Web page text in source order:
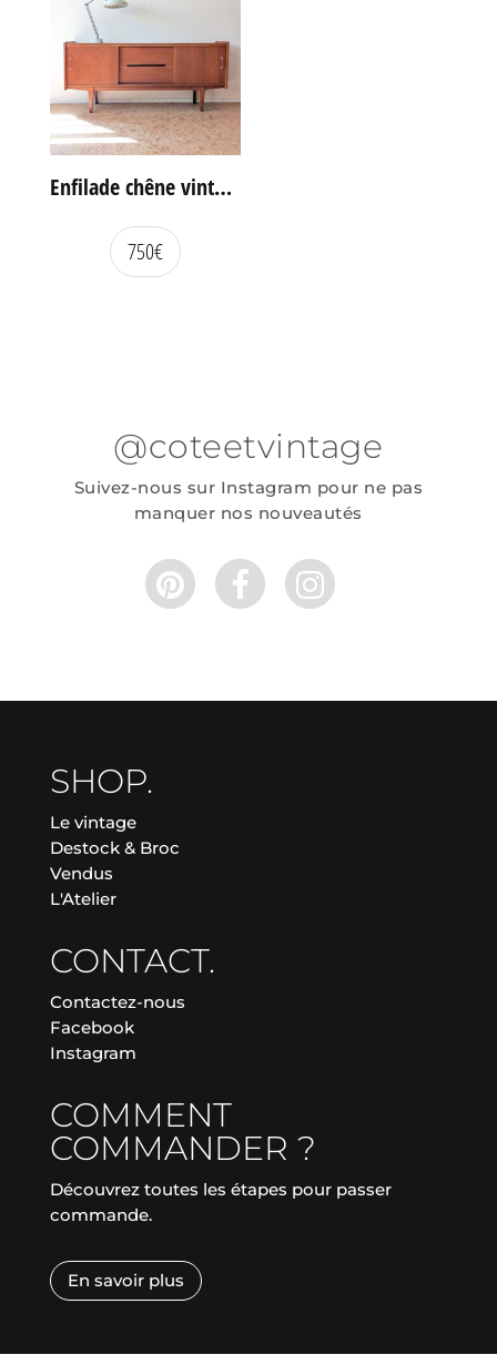
Enfilade chêne vintage portes coulissantes
750€
@coteetvintage
Suivez-nous sur Instagram pour ne pas
manquer nos nouveautés
SHOP.
Le vintage
Destock & Broc
Vendus
L'Atelier
CONTACT.
Contactez-nous
Facebook
Instagram
COMMENT
COMMANDER ?
Découvrez toutes les étapes pour passer
commande.
En savoir plus